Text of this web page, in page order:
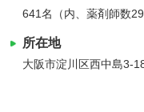
641名（内、薬剤師数
所在地
大阪市淀川区西中島3-